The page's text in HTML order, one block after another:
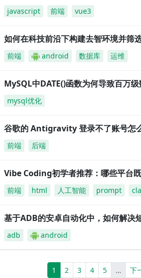
javascript 前端 vue3
如何在科技前沿下构建去智环境并筛
前端 android 数据库 运维
MySQL中DATE()函数为何导致百万
mysql优化
谷歌的 Antigravity 登录不了账号怎
前端 后端
Vibe Coding初学者推荐：哪些平台
前端 html 人工智能 prompt
基于ADB的安卓自动化中，如何解决
adb android
1 (current)
2 3 4 5 …More
下